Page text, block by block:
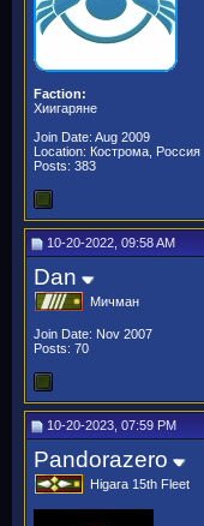
Faction:
Хиигаряне
Join Date: Aug 2009
Location: Кострома, Россия
Posts: 383
10-20-2022, 09:58 AM
Dan
Мичман
Join Date: Nov 2007
Posts: 70
10-20-2023, 07:59 PM
Pandorazero
Higara 15th Fleet